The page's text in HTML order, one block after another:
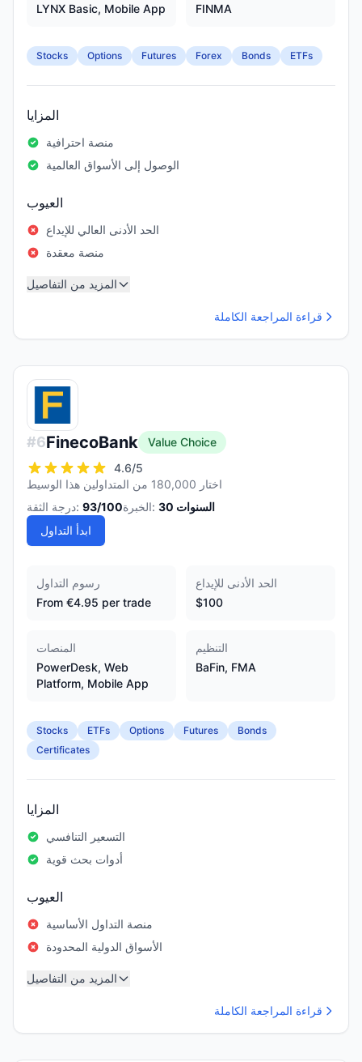
LYNX Basic, Mobile App
FINMA
Stocks Options Futures Forex Bonds ETFs
المزايا
منصة احترافية
الوصول إلى الأسواق العالمية
العيوب
الحد الأدنى العالي للإيداع
منصة معقدة
المزيد من التفاصيل
قراءة المراجعة الكاملة
#6FinecoBank
Value Choice
4.6/5
اختار 180,000 من المتداولين هذا الوسيط
درجة الثقة: 93/100 الخبرة: 30 السنوات
ابدأ التداول
رسوم التداول
From €4.95 per trade
الحد الأدنى للإيداع
$100
المنصات
PowerDesk, Web
Platform, Mobile App
التنظيم
BaFin, FMA
Stocks ETFs Options Futures
Bonds
Certificates
المزايا
التسعير التنافسي
أدوات بحث قوية
العيوب
منصة التداول الأساسية
الأسواق الدولية المحدودة
المزيد من التفاصيل
قراءة المراجعة الكاملة